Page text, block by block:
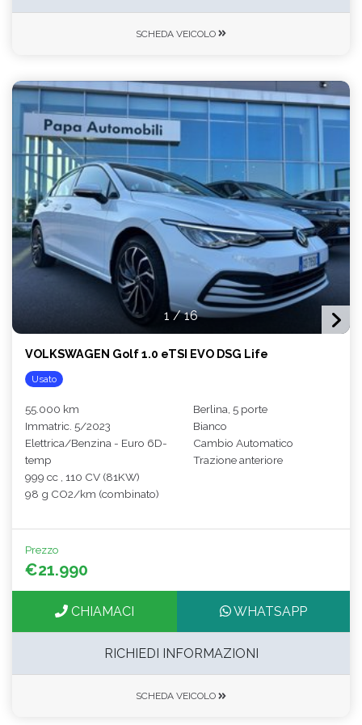
SCHEDA VEICOLO
1/16
VOLKSWAGEN Golf 1.0 eTSI EVO DSG Life
Usato
55.000 km
Immatric. 5/2023
Elettrica/Benzina - Euro 6D-
temp
999 cc , 110 CV (81KW)
98 g CO2/km (combinato)
Berlina, 5 porte
Bianco
Cambio Automatico
Trazione anteriore
Prezzo
€21.990
CHIAMACI WHATSAPP
RICHIEDI INFORMAZIONI
SCHEDA VEICOLO